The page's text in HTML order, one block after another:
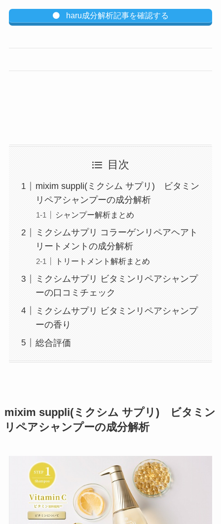
haru成分解析記事を確認する
目次
mixim suppli(ミクシム サプリ) ビタミン
リペアシャンプーの成分解析
シャンプー解析まとめ
ミクシムサプリ コラーゲンリペアヘアト
リートメントの成分解析
トリートメント解析まとめ
ミクシムサプリ ビタミンリペアシャンプ
ーの口コミチェック
ミクシムサプリ ビタミンリペアシャンプ
ーの香り
総合評価
mixim suppli(ミクシム サプリ) ビタミン
リペアシャンプーの成分解析